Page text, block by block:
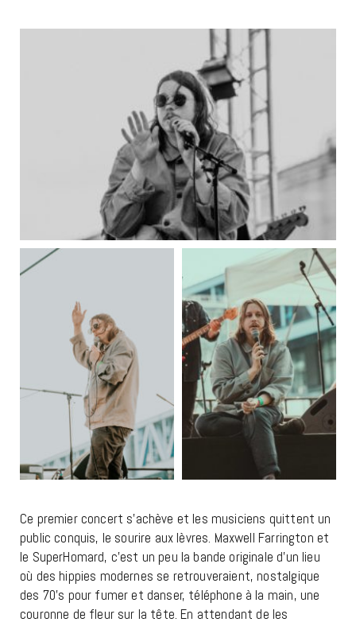
Ce premier concert s’achève et les musiciens quittent un
public conquis, le sourire aux lèvres. Maxwell Farrington et
le SuperHomard, c’est un peu la bande originale d’un lieu
où des hippies modernes se retrouveraient, nostalgique
des 70’s pour fumer et danser, téléphone à la main, une
couronne de fleur sur la tête. En attendant de les